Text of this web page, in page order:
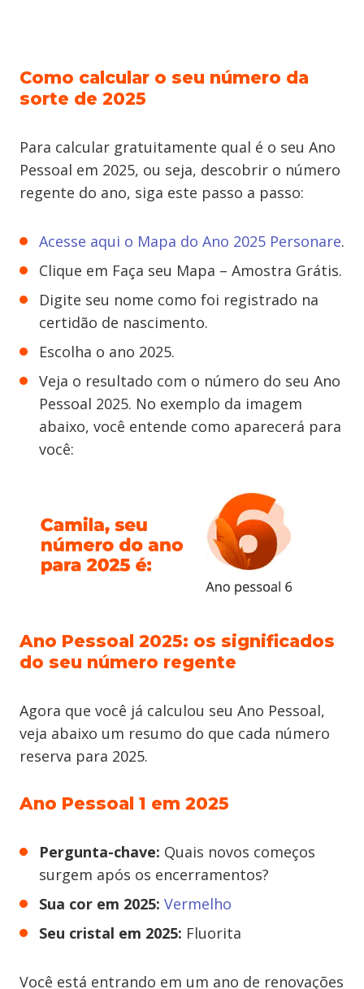
Como calcular o seu número da
sorte de 2025
Para calcular gratuitamente qual é o seu Ano
Pessoal em 2025, ou seja, descobrir o número
regente do ano, siga este passo a passo:
Acesse aqui o Mapa do Ano 2025 Personare.
Clique em Faça seu Mapa – Amostra Grátis.
Digite seu nome como foi registrado na
certidão de nascimento.
Escolha o ano 2025.
Veja o resultado com o número do seu Ano
Pessoal 2025. No exemplo da imagem
abaixo, você entende como aparecerá para
você:
Ano Pessoal 2025: os significados
do seu número regente
Agora que você já calculou seu Ano Pessoal,
veja abaixo um resumo do que cada número
reserva para 2025.
Ano Pessoal 1 em 2025
Pergunta-chave: Quais novos começos
surgem após os encerramentos?
Sua cor em 2025: Vermelho
Seu cristal em 2025: Fluorita
Você está entrando em um ano de renovações